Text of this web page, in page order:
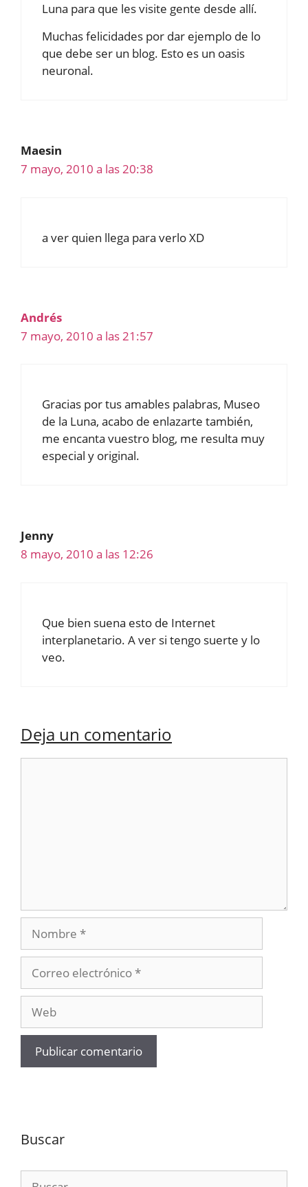
Luna para que les visite gente desde allí.
Muchas felicidades por dar ejemplo de lo
que debe ser un blog. Esto es un oasis
neuronal.
Maesin
7 mayo, 2010 a las 20:38
a ver quien llega para verlo XD
Andrés
7 mayo, 2010 a las 21:57
Gracias por tus amables palabras, Museo
de la Luna, acabo de enlazarte también,
me encanta vuestro blog, me resulta muy
especial y original.
Jenny
8 mayo, 2010 a las 12:26
Que bien suena esto de Internet
interplanetario. A ver si tengo suerte y lo
veo.
Deja un comentario
Nombre
electrónico
Buscar